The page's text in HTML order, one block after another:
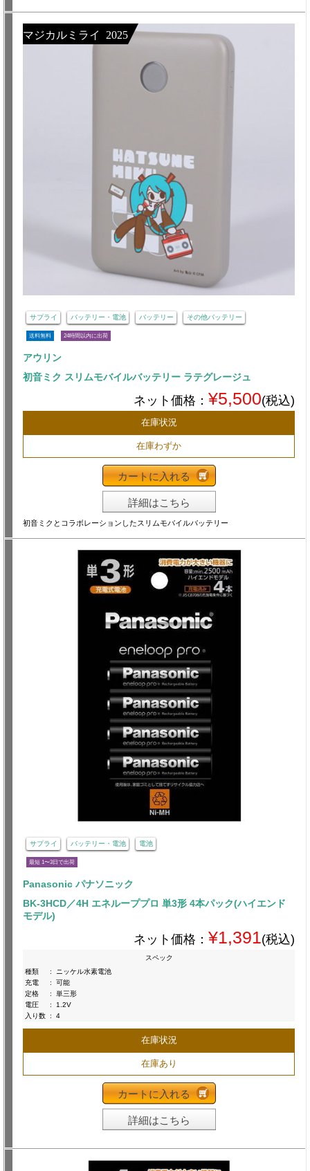
マジカルミライ 2025
サプライ バッテリー・電池 バッテリー その他バッテリー
送料無料 24時間以内に出荷
アウリン
初音ミク スリムモバイルバッテリー ラテグレージュ
ネット価格： ¥5,500(税込)
在庫状況
在庫わずか
カートに入れる
詳細はこちら
初音ミクとコラボレーションしたスリムモバイルバッテリー
サプライ バッテリー・電池 電池
最短 1〜3日で出荷
Panasonic パナソニック
BK-3HCD／4H エネループプロ 単3形 4本パック(ハイエンド
モデル)
ネット価格： ¥1,391(税込)
スペック
種類
:
ニッケル水素電池
充電
:
可能
定格
:
単三形
電圧
:
1.2V
入り数 : 4
在庫状況
在庫あり
カートに入れる
詳細はこちら